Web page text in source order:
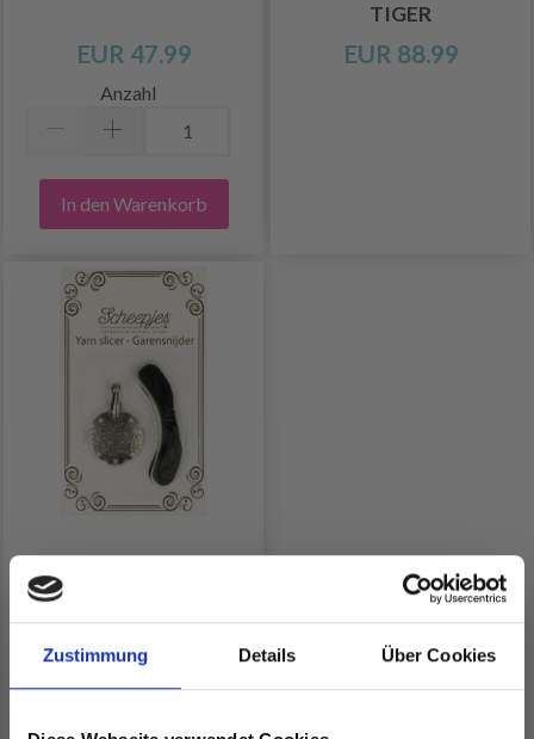
Zustimmung Details Über Cookies
EUR 47.99
Anzahl
In den Warenkorb
TIGER
EUR 88.99
SCHEEPJES
GARNSCHNEIDER
EUR 7.55